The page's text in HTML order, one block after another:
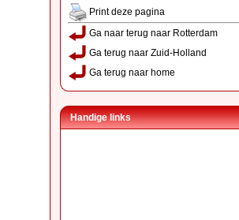
Print deze pagina
Ga naar terug naar Rotterdam
Ga terug naar Zuid-Holland
Ga terug naar home
Handige links